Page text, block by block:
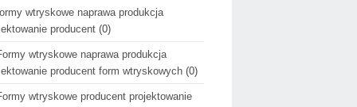
wtryskowe naprawa produkcja
producent (0)
wtryskowe naprawa produkcja
producent form wtryskowych (0)
wtryskowe producent projektowanie